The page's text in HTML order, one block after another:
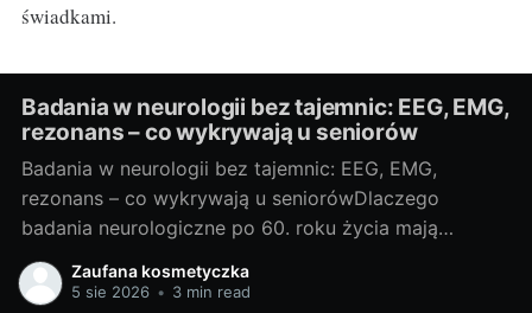
świadkami.
Badania w neurologii bez tajemnic: EEG, EMG,
rezonans – co wykrywają u seniorów
Badania w neurologii bez tajemnic: EEG, EMG,
rezonans – co wykrywają u seniorówDlaczego
badania neurologiczne po 60. roku życia mają
znaczenieJako blogerka, ale i miłośniczka rzetelnej
wiedzy medycznej, często widzę, że u osób po 60.
Zaufana kosmetyczka
5 sie 2026 • 3 min read